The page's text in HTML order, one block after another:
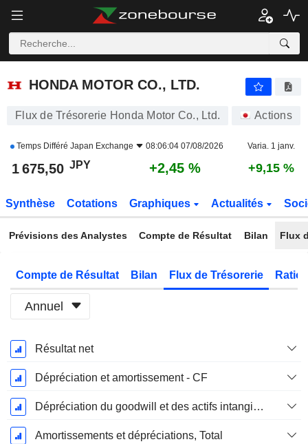
HONDA MOTOR CO., LTD.
HONDA MOTOR CO., LTD.
Flux de Trésorerie Honda Motor Co., Ltd. Actions
Temps Différé Japan Exchange 08:06:04 07/08/2026 Varia. 1 janv.
1 675,50 JPY +2,45 % +9,15 %
Synthèse Cotations Graphiques Actualités
Prévisions des Analystes Compte de Résultat Bilan Flux
Compte de Résultat Bilan Flux de Trésorerie
Annuel
Période
Fiscale:
Mars
Résultat net
Dépréciation et amortissement - CF
Dépréciation du goodwill et des actifs intangibles
Amortissements et dépréciations, Total